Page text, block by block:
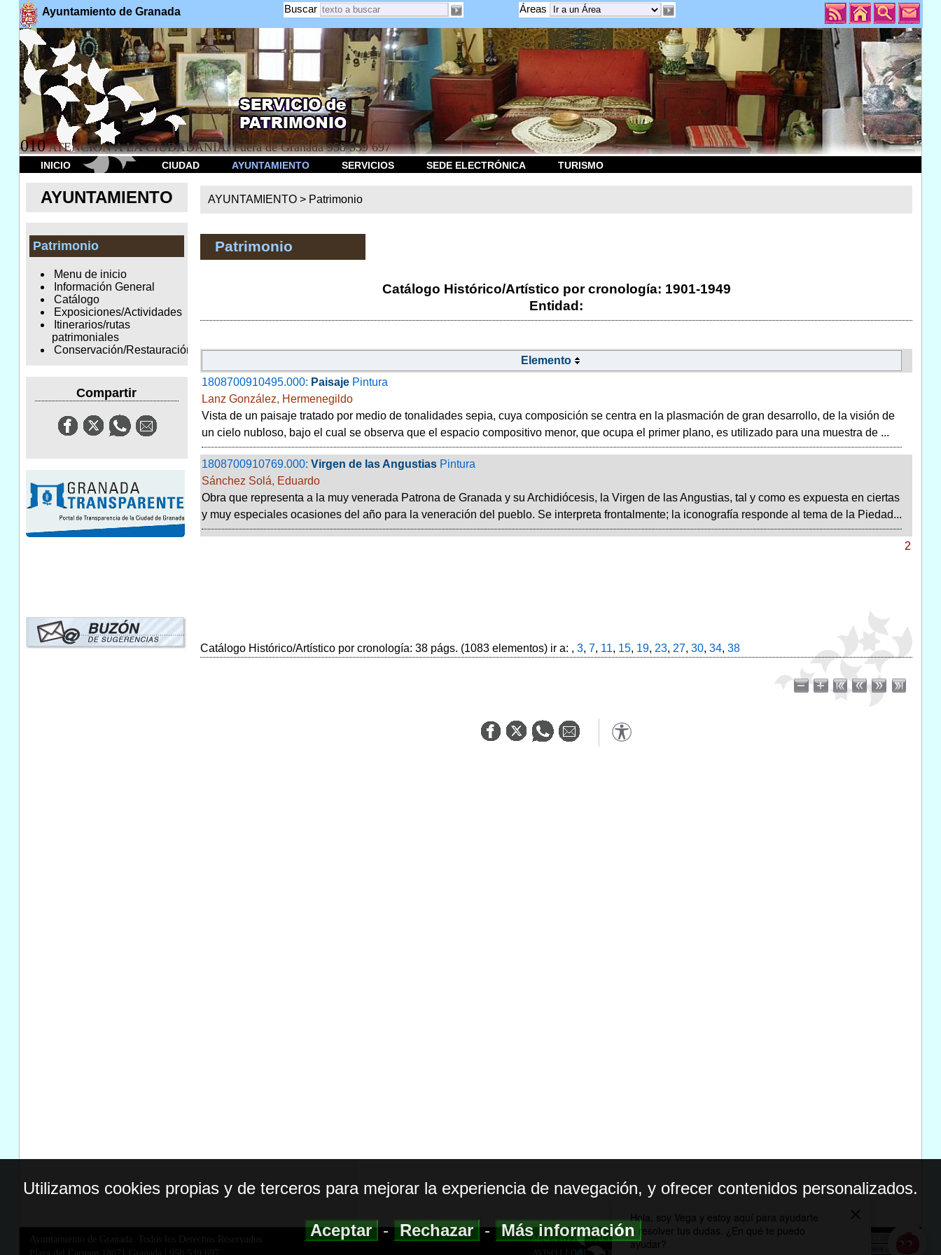
Ayuntamiento de Granada Áreas
Buscar
010 ATENCION A LA CIUDADANÍA. Fuera de Granada 958 539 697
INICIO CIUDAD AYUNTAMIENTO SERVICIOS SEDE ELECTRÓNICA TURISMO
AYUNTAMIENTO
Patrimonio
Menu de inicio
Información General
Catálogo
Exposiciones/Actividades
Itinerarios/rutas
patrimoniales
Conservación/Restauración
Compartir
AYUNTAMIENTO > Patrimonio
Patrimonio
Catálogo Histórico/Artístico por cronología: 1901-1949
Entidad:
Elemento
1808700910495.000: Paisaje Pintura
Lanz González, Hermenegildo
Vista de un paisaje tratado por medio de tonalidades sepia, cuya composición se centra en la plasmación de gran desarrollo, de la visión de
un cielo nubloso, bajo el cual se observa que el espacio compositivo menor, que ocupa el primer plano, es utilizado para una muestra de ...
1808700910769.000: Virgen de las Angustias Pintura
Sánchez Solá, Eduardo
Obra que representa a la muy venerada Patrona de Granada y su Archidiócesis, la Virgen de las Angustias, tal y como es expuesta en ciertas
y muy especiales ocasiones del año para la veneración del pueblo. Se interpreta frontalmente; la iconografía responde al tema de la Piedad...
2
Catálogo Histórico/Artístico por cronología: 38 págs. (1083 elementos) ir a: , 3, 7, 11, 15, 19, 23, 27, 30, 34, 38
Ayuntamiento de Granada. Todos los Derechos Reservados.
MAPA WEB|ACCESIBILIDAD
AVISO LEGAL| POLITICA DE PRIVACIDAD
Utilizamos cookies propias y de terceros para mejorar la experiencia de navegación, y ofrecer contenidos personalizados.
Aceptar-Rechazar-Más información